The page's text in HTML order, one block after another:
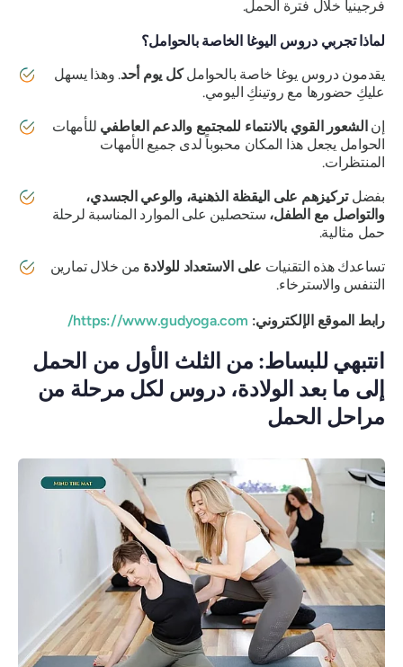
فرجينيا خلال فترة الحمل.
لماذا تجربي دروس اليوغا الخاصة بالحوامل؟
يقدمون دروس يوغا خاصة بالحوامل كل يوم أحد. وهذا يسهل
عليكِ حضورها مع روتينكِ اليومي.
إنالشعور القوي بالانتماء للمجتمع والدعم العاطفي للأمهات
الحوامل يجعل هذا المكان محبوباً لدى جميع الأمهات
المنتظرات.
بفضل تركيزهم على اليقظة الذهنية، والوعي الجسدي،
والتواصل مع الطفل،ستحصلين على الموارد المناسبة لرحلة
حمل مثالية.
تساعدك هذه التقنياتعلى الاستعداد للولادةمن خلال تمارين
التنفس والاسترخاء.
رابط الموقع الإلكتروني:https://www.gudyoga.com/
انتبهي للبساط: من الثلث الأول من الحمل
إلى ما بعد الولادة، دروس لكل مرحلة من
مراحل الحمل